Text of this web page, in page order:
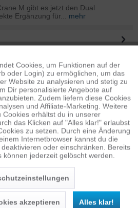
M gibt es jetzt den Dual
Ergänzung für...
mehr
ähnlich ...mehr
Aktiv
Inaktiv
Inaktiv
Inaktiv
Cookies, um Funktionen auf der
oder Login) zu ermöglichen, um das
Website zu analysieren und stetig zu
Dir personalisierte Angebote auf
Zudem liefern diese Cookies
und Affiliate-Marketing. Weitere
Cookies erhältst du in unserer
das Klicken auf "Alles klar!" erlaubst
zu setzen. Durch eine Änderung
Internetbrowser kannst du die
oder einschränken. Bereits
jederzeit gelöscht werden.
akzeptieren Alles klar!